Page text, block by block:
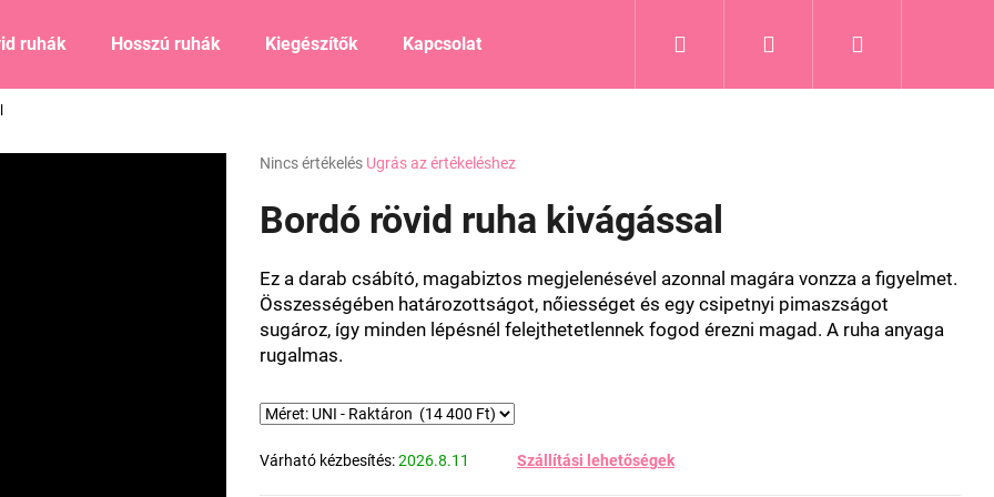
ruhák Hosszú ruhák Kiegészítők Kapcsolat Keresés Bejelentkezés
A
átlagos
értékelése
0,0
csillag.
Nincs értékelés Ugrás az értékeléshez
Bordó rövid ruha kivágással
Ez a darab csábító, magabiztos megjelenésével azonnal magára vonzza a figyelmet.
Összességében határozottságot, nőiességet és egy csipetnyi pimaszságot
sugároz, így minden lépésnél felejthetetlennek fogod érezni magad. A ruha anyaga
rugalmas.
Várható kézbesítés:2026.8.11 Szállítási lehetőségek
KERESÉS